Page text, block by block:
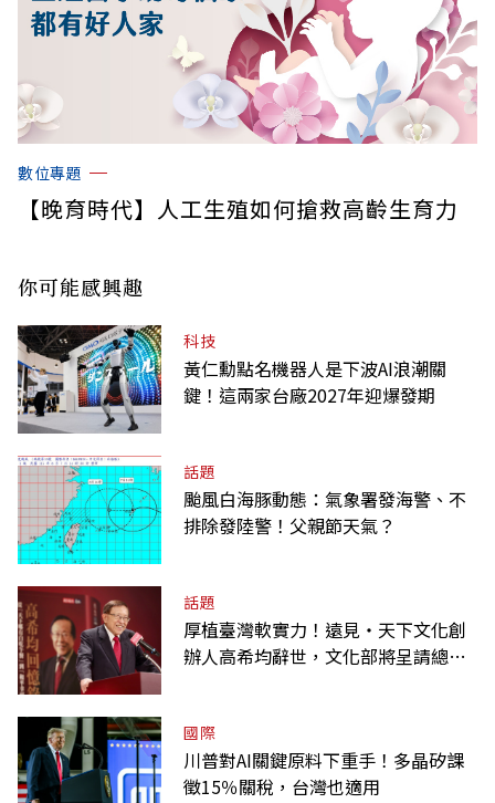
數位專題
【晚育時代】人工生殖如何搶救高齡生育力
你可能感興趣
科技
黃仁勳點名機器人是下波AI浪潮關
鍵！這兩家台廠2027年迎爆發期
話題
颱風白海豚動態：氣象署發海警、不
排除發陸警！父親節天氣？
話題
厚植臺灣軟實力！遠見‧天下文化創
辦人高希均辭世，文化部將呈請總統
國際
川普對AI關鍵原料下重手！多晶矽課
徵15％關稅，台灣也適用